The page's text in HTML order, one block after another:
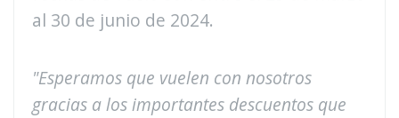
al 30 de junio de 2024.
"Esperamos que vuelen con nosotros
gracias a los importantes descuentos que